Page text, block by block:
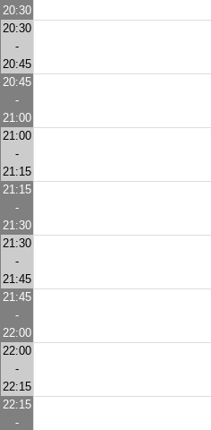
20:30
20:30
-
20:45
20:45
-
21:00
21:00
-
21:15
21:15
-
21:30
21:30
-
21:45
21:45
-
22:00
22:00
-
22:15
22:15
-